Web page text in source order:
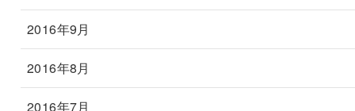
2016年9月
2016年8月
2016年7月